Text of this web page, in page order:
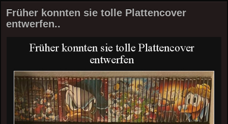
Früher konnten sie tolle Plattencover
entwerfen..